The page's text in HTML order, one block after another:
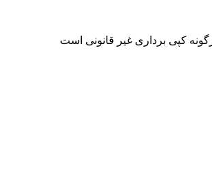
کپی برداری غیر قانونی است